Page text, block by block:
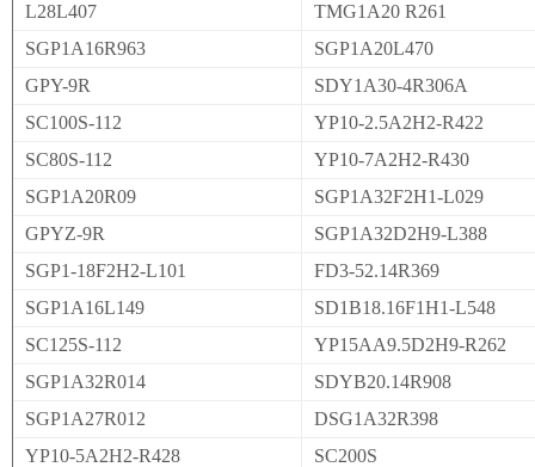
L28L407
TMG1A20 R261
SGP1A16R963
SGP1A20L470
GPY-9R
SDY1A30-4R306A
SC100S-112
YP10-2.5A2H2-R422
SC80S-112
YP10-7A2H2-R430
SGP1A20R09
SGP1A32F2H1-L029
GPYZ-9R
SGP1A32D2H9-L388
SGP1-18F2H2-L101
FD3-52.14R369
SGP1A16L149
SD1B18.16F1H1-L548
SC125S-112
YP15AA9.5D2H9-R262
SGP1A32R014
SDYB20.14R908
SGP1A27R012
DSG1A32R398
YP10-5A2H2-R428
SC200S